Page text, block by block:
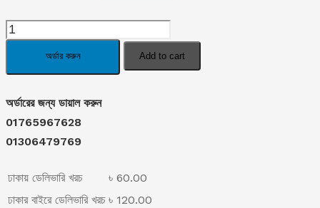
price
was:
৳ 1,295.00.
is:
Smart
quantity
অর্ডার করুন Add to cart
অর্ডারের জন্য ডায়াল করুন
01765967628
01306479769
ঢাকায় ডেলিভারি খরচ
৳ 60.00
ঢাকার বাইরে ডেলিভারি খরচ ৳ 120.00